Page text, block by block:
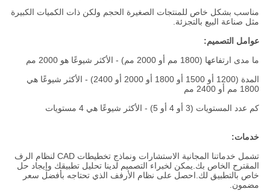
مناسب بشكل خاص للمنتجات الصغيرة الحجم ولكن ذات الكميات الكبيرة
مثل صناعة البيع بالتجزئة.
عوامل التصميم:
ما مدى ارتفاعها (1800 مم أو 2000 مم) - الأكثر شيوعًا هو 2000 مم
المدة (1200 أو 1500 أو 1800 أو 2000 أو 2400) - الأكثر شيوعًا هي
1800 مم أو 2400 مم
كم عدد المستويات (3 أو 4 أو 5) - الأكثر شيوعًا هي 4 مستويات
خدمات:
تشمل خدماتنا المجانية الاستشارات ونماذج تخطيطات CAD لنظام الرف
المقترح الخاص بك.يمكن لخبراء التصميم لدينا تحليل تطبيقك وإيجاد حل
خاص بالتطبيق لك.احصل على نظام الأرفف الذي تحتاجه بأفضل سعر
مضمون.